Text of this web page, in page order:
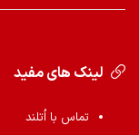
لینک های مفید
تماس با اُتلند